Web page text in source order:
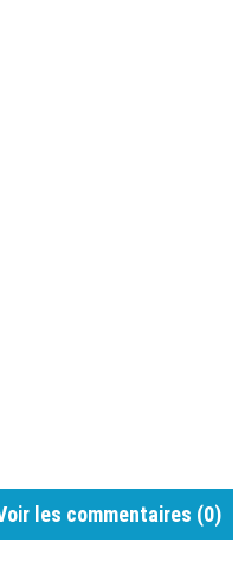
les commentaires (0)